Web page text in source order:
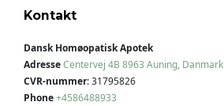
Kontakt
Dansk Homøopatisk Apotek
AdresseCentervej 4B 8963 Auning, Danmark
CVR-nummer:31795826
Phone+4586488933